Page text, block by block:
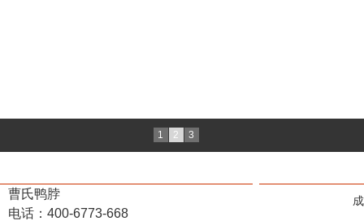
1 2 3
曹氏鸭脖
电话：400-6773-668